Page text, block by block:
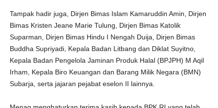
Tampak hadir juga, Dirjen Bimas Islam Kamaruddin Amin, Dirjen
Bimas Kristen Jeane Marie Tulung, Dirjen Bimas Katolik
Suparman, Dirjen Bimas Hindu I Nengah Duija, Dirjen Bimas
Buddha Supriyadi, Kepala Badan Litbang dan Diklat Suyitno,
Kepala Badan Pengelola Jaminan Produk Halal (BPJPH) M Aqil
Irham, Kepala Biro Keuangan dan Barang Milik Negara (BMN)
Subarja, serta jajaran pejabat eselon II lainnya.